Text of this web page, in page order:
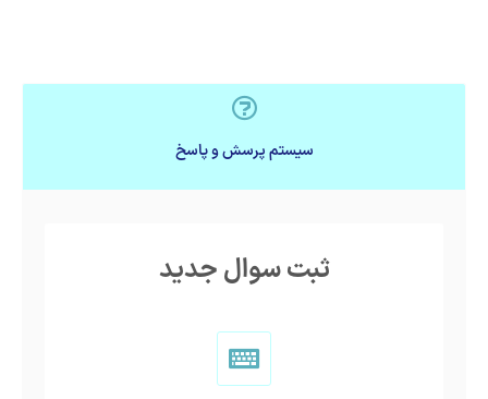
سیستم پرسش و پاسخ
ثبت سوال جدید